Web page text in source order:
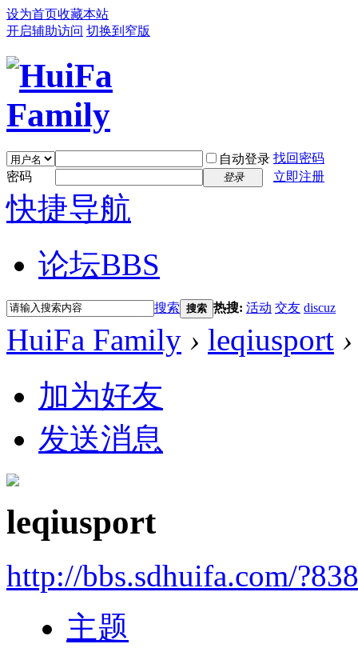
设为首页收藏本站
开启辅助访问 切换到窄版
自动登录 找回密码
密码
登录 立即注册
快捷导航
论坛BBS
搜索 搜索 热搜: 活动 交友 discuz
HuiFa Family › leqiusport ›
加为好友
发送消息
leqiusport
http://bbs.sdhuifa.com/
主题